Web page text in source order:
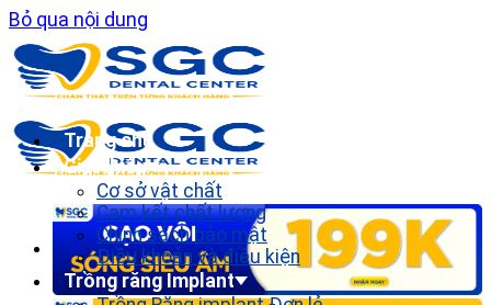
Bỏ qua nội dung
Trang chủ
Giới thiệu
Cơ sở vật chất
Cam kết chất lượng
Chính sách bảo mật
Điều khoản và điều kiện
Trồng răng Implant